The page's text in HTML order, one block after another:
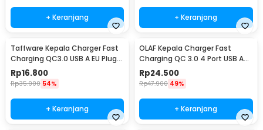
+ Keranjang + Keranjang
Taffware Kepala Charger Fast
Charging QC3.0 USB A EU Plug
3A 18W - TE-007
Rp16.800
Rp35.900 54%
+ Keranjang
OLAF Kepala Charger Fast
Charging QC 3.0 4 Port USB A
48 W - BK-376
Rp24.500
Rp47.900 49%
+ Keranjang